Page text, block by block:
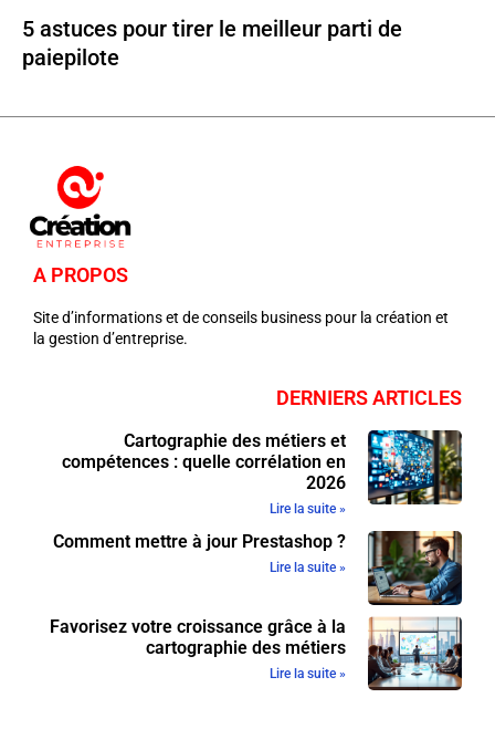
5 astuces pour tirer le meilleur parti de
paiepilote
A PROPOS
Site d’informations et de conseils business pour la création et
la gestion d’entreprise.
DERNIERS ARTICLES
Cartographie des métiers et
compétences : quelle corrélation en
2026
Lire la suite »
Comment mettre à jour Prestashop ?
Lire la suite »
Favorisez votre croissance grâce à la
cartographie des métiers
Lire la suite »